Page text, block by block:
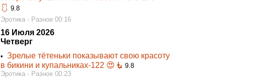
🩱 9.8
Эротика - Разное 00:16
16 Июля 2026
Четверг
• Зрелые тётеньки показывают свою красоту
в бикини и купальниках-122 😍🧜‍ 9.8
Эротика - Разное 00:23